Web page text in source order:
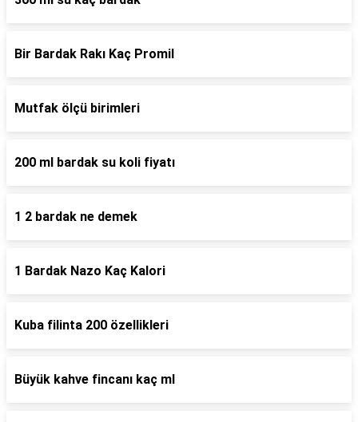
Bir Bardak Rakı Kaç Promil
Mutfak ölçü birimleri
200 ml bardak su koli fiyatı
1 2 bardak ne demek
1 Bardak Nazo Kaç Kalori
Kuba filinta 200 özellikleri
Büyük kahve fincanı kaç ml